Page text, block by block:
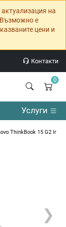
на
Възможно е
цени и
Контакти
0
Услуги
ThinkBook 15 G2 Intel
❯